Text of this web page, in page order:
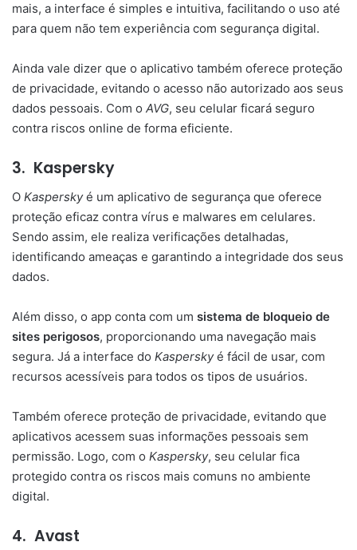
mais, a interface é simples e intuitiva, facilitando o uso até
para quem não tem experiência com segurança digital.
Ainda vale dizer que o aplicativo também oferece proteção
de privacidade, evitando o acesso não autorizado aos seus
dados pessoais. Com o AVG, seu celular ficará seguro
contra riscos online de forma eficiente.
3. Kaspersky
O Kasperskyé um aplicativo de segurança que oferece
proteção eficaz contra vírus e malwares em celulares.
Sendo assim, ele realiza verificações detalhadas,
identificando ameaças e garantindo a integridade dos seus
dados.
Além disso, o app conta com um sistema de bloqueio de
sites perigosos, proporcionando uma navegação mais
segura. Já a interface do Kasperskyé fácil de usar, com
recursos acessíveis para todos os tipos de usuários.
Também oferece proteção de privacidade, evitando que
aplicativos acessem suas informações pessoais sem
permissão. Logo, com o Kaspersky, seu celular fica
protegido contra os riscos mais comuns no ambiente
digital.
4. Avast